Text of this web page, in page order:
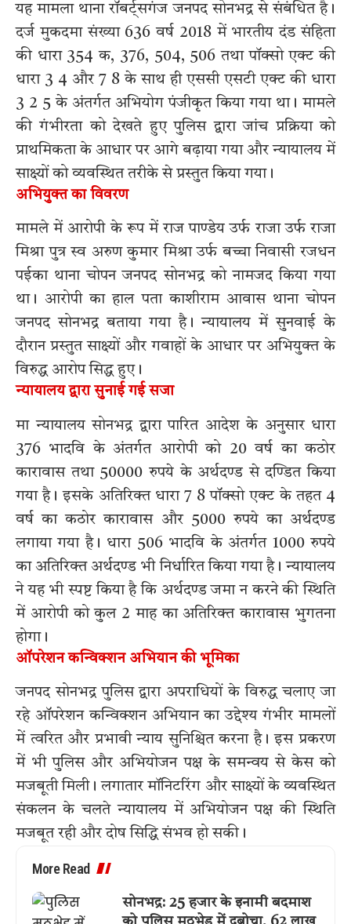
यह मामला थाना रॉबर्ट्सगंज जनपद सोनभद्र से संबंधित है।
दर्ज मुकदमा संख्या 636 वर्ष 2018 में भारतीय दंड संहिता
की धारा 354 क, 376, 504, 506 तथा पॉक्सो एक्ट की
धारा 3 4 और 7 8 के साथ ही एससी एसटी एक्ट की धारा
3 2 5 के अंतर्गत अभियोग पंजीकृत किया गया था। मामले
की गंभीरता को देखते हुए पुलिस द्वारा जांच प्रक्रिया को
प्राथमिकता के आधार पर आगे बढ़ाया गया और न्यायालय में
साक्ष्यों को व्यवस्थित तरीके से प्रस्तुत किया गया।
अभियुक्त का विवरण
मामले में आरोपी के रूप में राज पाण्डेय उर्फ राजा उर्फ राजा
मिश्रा पुत्र स्व अरुण कुमार मिश्रा उर्फ बच्चा निवासी रजधन
पईका थाना चोपन जनपद सोनभद्र को नामजद किया गया
था। आरोपी का हाल पता काशीराम आवास थाना चोपन
जनपद सोनभद्र बताया गया है। न्यायालय में सुनवाई के
दौरान प्रस्तुत साक्ष्यों और गवाहों के आधार पर अभियुक्त के
विरुद्ध आरोप सिद्ध हुए।
न्यायालय द्वारा सुनाई गई सजा
मा न्यायालय सोनभद्र द्वारा पारित आदेश के अनुसार धारा
376 भादवि के अंतर्गत आरोपी को 20 वर्ष का कठोर
कारावास तथा 50000 रुपये के अर्थदण्ड से दण्डित किया
गया है। इसके अतिरिक्त धारा 7 8 पॉक्सो एक्ट के तहत 4
वर्ष का कठोर कारावास और 5000 रुपये का अर्थदण्ड
लगाया गया है। धारा 506 भादवि के अंतर्गत 1000 रुपये
का अतिरिक्त अर्थदण्ड भी निर्धारित किया गया है। न्यायालय
ने यह भी स्पष्ट किया है कि अर्थदण्ड जमा न करने की स्थिति
में आरोपी को कुल 2 माह का अतिरिक्त कारावास भुगतना
होगा।
ऑपरेशन कन्विक्शन अभियान की भूमिका
जनपद सोनभद्र पुलिस द्वारा अपराधियों के विरुद्ध चलाए जा
रहे ऑपरेशन कन्विक्शन अभियान का उद्देश्य गंभीर मामलों
में त्वरित और प्रभावी न्याय सुनिश्चित करना है। इस प्रकरण
में भी पुलिस और अभियोजन पक्ष के समन्वय से केस को
मजबूती मिली। लगातार मॉनिटरिंग और साक्ष्यों के व्यवस्थित
संकलन के चलते न्यायालय में अभियोजन पक्ष की स्थिति
मजबूत रही और दोष सिद्धि संभव हो सकी।
More Read
सोनभद्र: 25 हजार के इनामी बदमाश